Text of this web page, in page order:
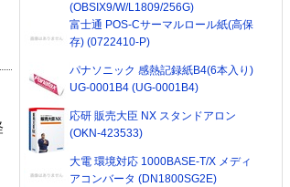
(OBSIX9/W/L1809/256G)
富士通 POS-Cサーマルロール紙(高保
存) (0722410-P)
パナソニック 感熱記録紙B4(6本入り)
UG-0001B4 (UG-0001B4)
応研 販売大臣 NX スタンドアロン
(OKN-423533)
大電 環境対応 1000BASE-T/X メディ
アコンバータ (DN1800SG2E)